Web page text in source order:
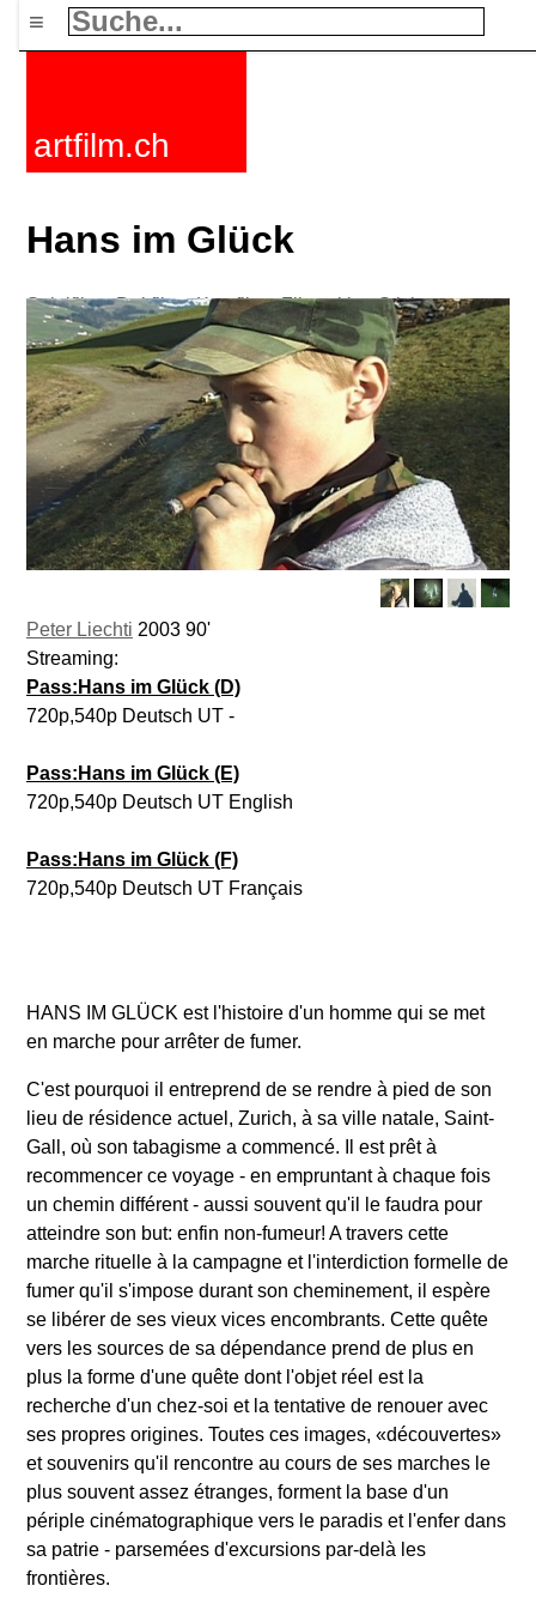
≡
artfilm.ch
Hans im Glück
Peter Liechti 2003 90'
Streaming:
Pass:Hans im Glück (D)
720p,540p Deutsch UT -
Pass:Hans im Glück (E)
720p,540p Deutsch UT English
Pass:Hans im Glück (F)
720p,540p Deutsch UT Français
HANS IM GLÜCK est l'histoire d'un homme qui se met
en marche pour arrêter de fumer.
C'est pourquoi il entreprend de se rendre à pied de son
lieu de résidence actuel, Zurich, à sa ville natale, Saint-
Gall, où son tabagisme a commencé. Il est prêt à
recommencer ce voyage - en empruntant à chaque fois
un chemin différent - aussi souvent qu'il le faudra pour
atteindre son but: enfin non-fumeur! A travers cette
marche rituelle à la campagne et l'interdiction formelle de
fumer qu'il s'impose durant son cheminement, il espère
se libérer de ses vieux vices encombrants. Cette quête
vers les sources de sa dépendance prend de plus en
plus la forme d'une quête dont l'objet réel est la
recherche d'un chez-soi et la tentative de renouer avec
ses propres origines. Toutes ces images, «découvertes»
et souvenirs qu'il rencontre au cours de ses marches le
plus souvent assez étranges, forment la base d'un
périple cinématographique vers le paradis et l'enfer dans
sa patrie - parsemées d'excursions par-delà les
frontières.
Spielfilme Dokfilme Kurzfilme Filmzyklen Stichworte
Nachrichten F-Rated FAQ Kontakt Maillist
Warenkorb
AGB KaufenAktivierenAbo
216.73.217.177